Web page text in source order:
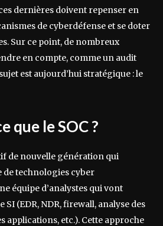
dernières doivent repenser en
de cyberdéfense et se doter
Sur ce point, de nombreux
en compte, comme un audit
est aujourd’hui stratégique : le
que le SOC ?
de nouvelle génération qui
de technologies cyber
équipe d’analystes qui vont
(EDR, NDR, firewall, analyse des
applications, etc.). Cette approche